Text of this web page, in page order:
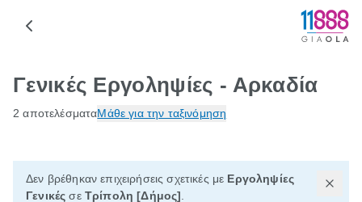
Γενικές Εργοληψίες - Αρκαδία
2 αποτελέσματαΜάθε για την ταξινόμηση
Δεν βρέθηκαν επιχειρήσεις σχετικές με Εργοληψίες
Γενικές σε Τρίπολη [Δήμος]